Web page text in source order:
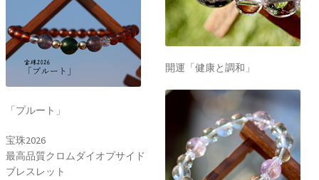
「プルート」
宝珠2026
最高品質クロムダイオプサイド
ブレスレット
開運「健康と調和」